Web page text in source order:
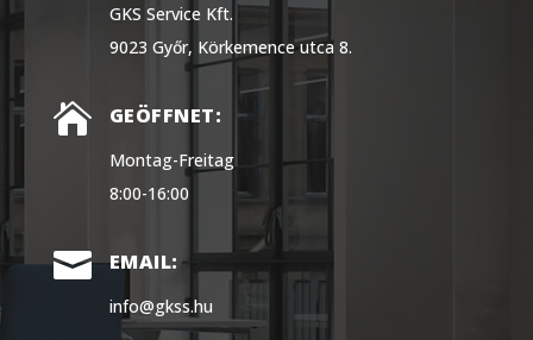
GKS Service Kft.
9023 Győr, Körkemence utca 8.
 GEÖFFNET:
Montag-Freitag
8:00-16:00
 EMAIL:
info@gkss.hu